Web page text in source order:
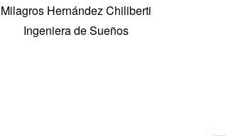
Milagros Hernández Chiliberti
Ingeniera de Sueños